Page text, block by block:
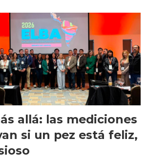
allá: las mediciones
si un pez está feliz,